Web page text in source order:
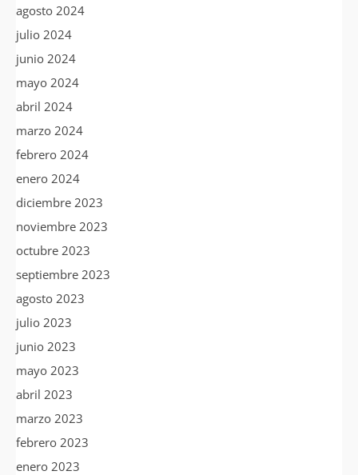
agosto 2024
julio 2024
junio 2024
mayo 2024
abril 2024
marzo 2024
febrero 2024
enero 2024
diciembre 2023
noviembre 2023
octubre 2023
septiembre 2023
agosto 2023
julio 2023
junio 2023
mayo 2023
abril 2023
marzo 2023
febrero 2023
enero 2023